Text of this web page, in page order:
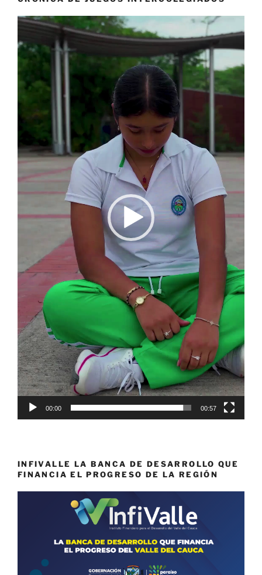
Reproductor
vídeo
00:00 00:57
INFIVALLE LA BANCA DE DESARROLLO QUE
FINANCIA EL PROGRESO DE LA REGIÓN